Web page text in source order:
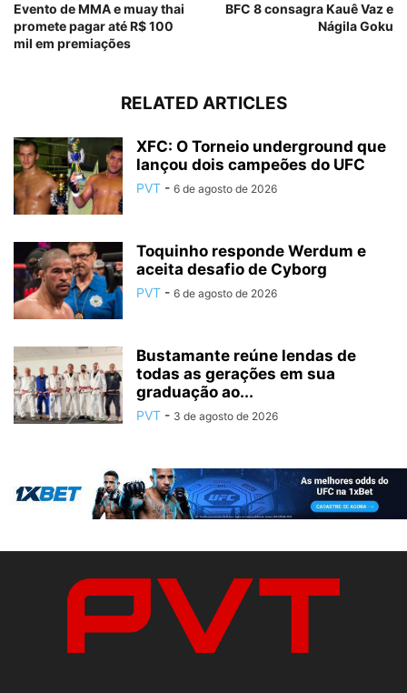
Evento de MMA e muay thai
promete pagar até R$ 100
mil em premiações
BFC 8 consagra Kauê Vaz e
Nágila Goku
RELATED ARTICLES
XFC: O Torneio underground que
lançou dois campeões do UFC
PVT - 6 de agosto de 2026
Toquinho responde Werdum e
aceita desafio de Cyborg
PVT - 6 de agosto de 2026
Bustamante reúne lendas de
todas as gerações em sua
graduação ao...
PVT - 3 de agosto de 2026